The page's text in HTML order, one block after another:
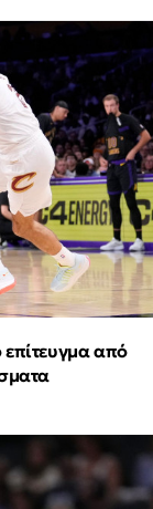
από